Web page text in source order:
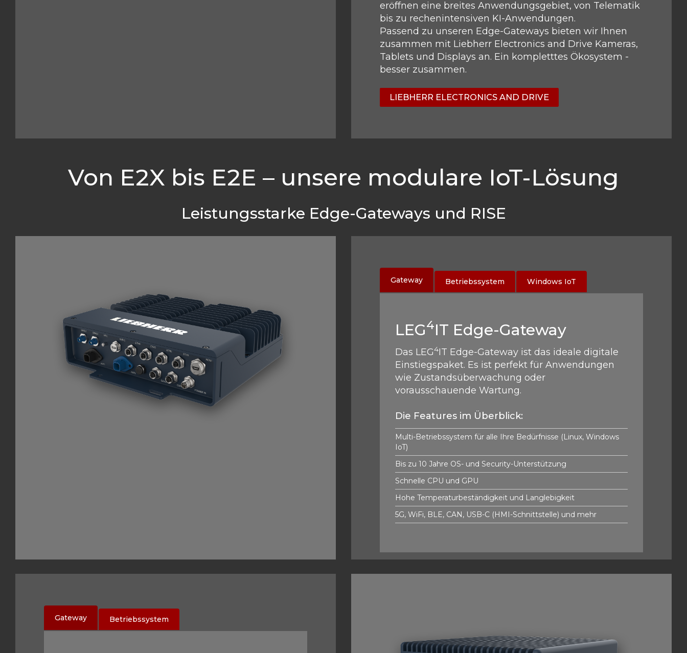
eröffnen eine breites Anwendungsgebiet, von Telematik
bis zu rechenintensiven KI-Anwendungen.
Passend zu unseren Edge-Gateways bieten wir Ihnen
zusammen mit Liebherr Electronics and Drive Kameras,
Tablets und Displays an. Ein kompletttes Ökosystem -
besser zusammen.
LIEBHERR ELECTRONICS AND DRIVE
Von E2X bis E2E – unsere modulare IoT-Lösung
Leistungsstarke Edge-Gateways und RISE
Gateway Betriebssystem Windows IoT
LEG4IT Edge-Gateway
Das LEG4IT Edge-Gateway ist das ideale digitale
Einstiegspaket. Es ist perfekt für Anwendungen
wie Zustandsüberwachung oder
vorausschauende Wartung.
Die Features im Überblick:
Multi-Betriebssystem für alle Ihre Bedürfnisse (Linux, Windows
IoT)
Bis zu 10 Jahre OS- und Security-Unterstützung
Schnelle CPU und GPU
Hohe Temperaturbeständigkeit und Langlebigkeit
5G, WiFi, BLE, CAN, USB-C (HMI-Schnittstelle) und mehr
Gateway Betriebssystem